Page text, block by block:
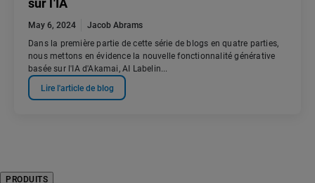
sur l'IA
May 6, 2024
Jacob Abrams
Dans la première partie de cette série de blogs en quatre parties,
nous mettons en évidence la nouvelle fonctionnalité générative
basée sur l'IA d'Akamai, AI Labelin...
Lire l'article de blog
PRODUITS